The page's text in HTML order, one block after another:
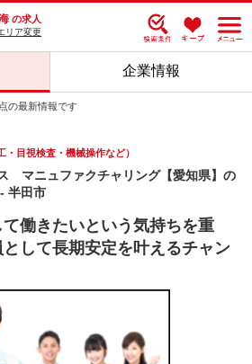
の求人
リア変更
企業情報
の最新情報です
目視検査・機械操作など）
マニュファクチャリング【愛知県】の
半田市
働きたいという気持ちを重
して長期安定を叶えるチャン